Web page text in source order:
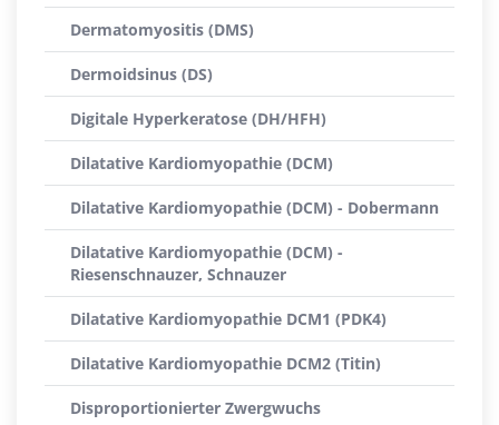
Dermatomyositis (DMS)
Dermoidsinus (DS)
Digitale Hyperkeratose (DH/HFH)
Dilatative Kardiomyopathie (DCM)
Dilatative Kardiomyopathie (DCM) - Dobermann
Dilatative Kardiomyopathie (DCM) -
Riesenschnauzer, Schnauzer
Dilatative Kardiomyopathie DCM1 (PDK4)
Dilatative Kardiomyopathie DCM2 (Titin)
Disproportionierter Zwergwuchs